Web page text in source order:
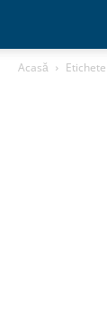
Acasă Etichete